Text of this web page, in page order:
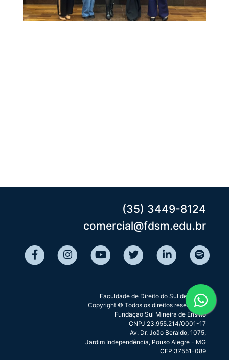
(35) 3449-8124
comercial@fdsm.edu.br
Faculdade de Direito do Sul de Minas
Copyright © Todos os direitos reservados
Fundaçao Sul Mineira de Ensino
CNPJ 23.955.214/0001-17
Av. Dr. João Beraldo, 1075,
Jardim Independência, Pouso Alegre - MG
CEP 37551-089